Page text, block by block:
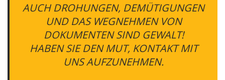
AUCH DROHUNGEN, DEMÜTIGUNGEN
UND DAS WEGNEHMEN VON
DOKUMENTEN SIND GEWALT!
HABEN SIE DEN MUT, KONTAKT MIT
UNS AUFZUNEHMEN.